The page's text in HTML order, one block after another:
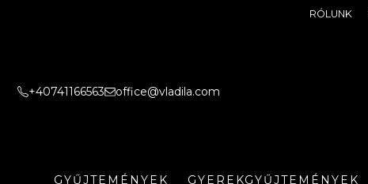
RÓLUNK
+40741166563 office@vladila.com
GYŰJTEMÉNYEK GYEREKGYŰJTEMÉNYEK